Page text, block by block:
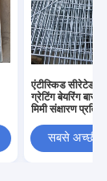
एंटीस्किड सीरेटेड
ग्रेटिंग बेयरिंग बार
मिमी संक्षारण
सबसे अच्छी